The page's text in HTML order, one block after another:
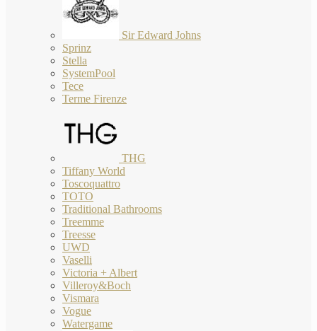
Sir Edward Johns
Sprinz
Stella
SystemPool
Tece
Terme Firenze
THG
Tiffany World
Toscoquattro
TOTO
Traditional Bathrooms
Treemme
Treesse
UWD
Vaselli
Victoria + Albert
Villeroy&Boch
Vismara
Vogue
Watergame